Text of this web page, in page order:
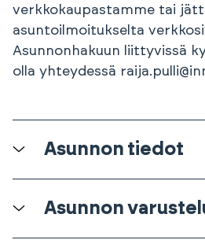
verkkokaupastamme tai
asuntoilmoitukselta
Asunnonhakuun liittyvissä
olla yhteydessä
Asunnon tiedot
Asunnon